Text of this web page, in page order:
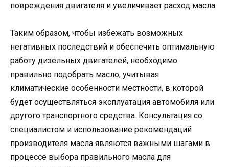
повреждения двигателя и увеличивает расход масла.
Таким образом, чтобы избежать возможных
негативных последствий и обеспечить оптимальную
работу дизельных двигателей, необходимо
правильно подобрать масло, учитывая
климатические особенности местности, в которой
будет осуществляться эксплуатация автомобиля или
другого транспортного средства. Консультация со
специалистом и использование рекомендаций
производителя масла являются важными шагами в
процессе выбора правильного масла для